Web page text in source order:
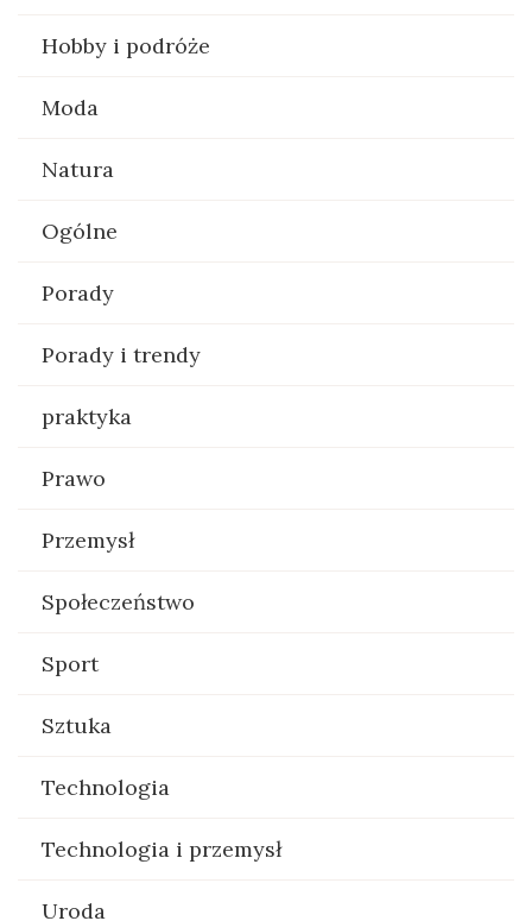
Hobby i podróże
Moda
Natura
Ogólne
Porady
Porady i trendy
praktyka
Prawo
Przemysł
Społeczeństwo
Sport
Sztuka
Technologia
Technologia i przemysł
Uroda